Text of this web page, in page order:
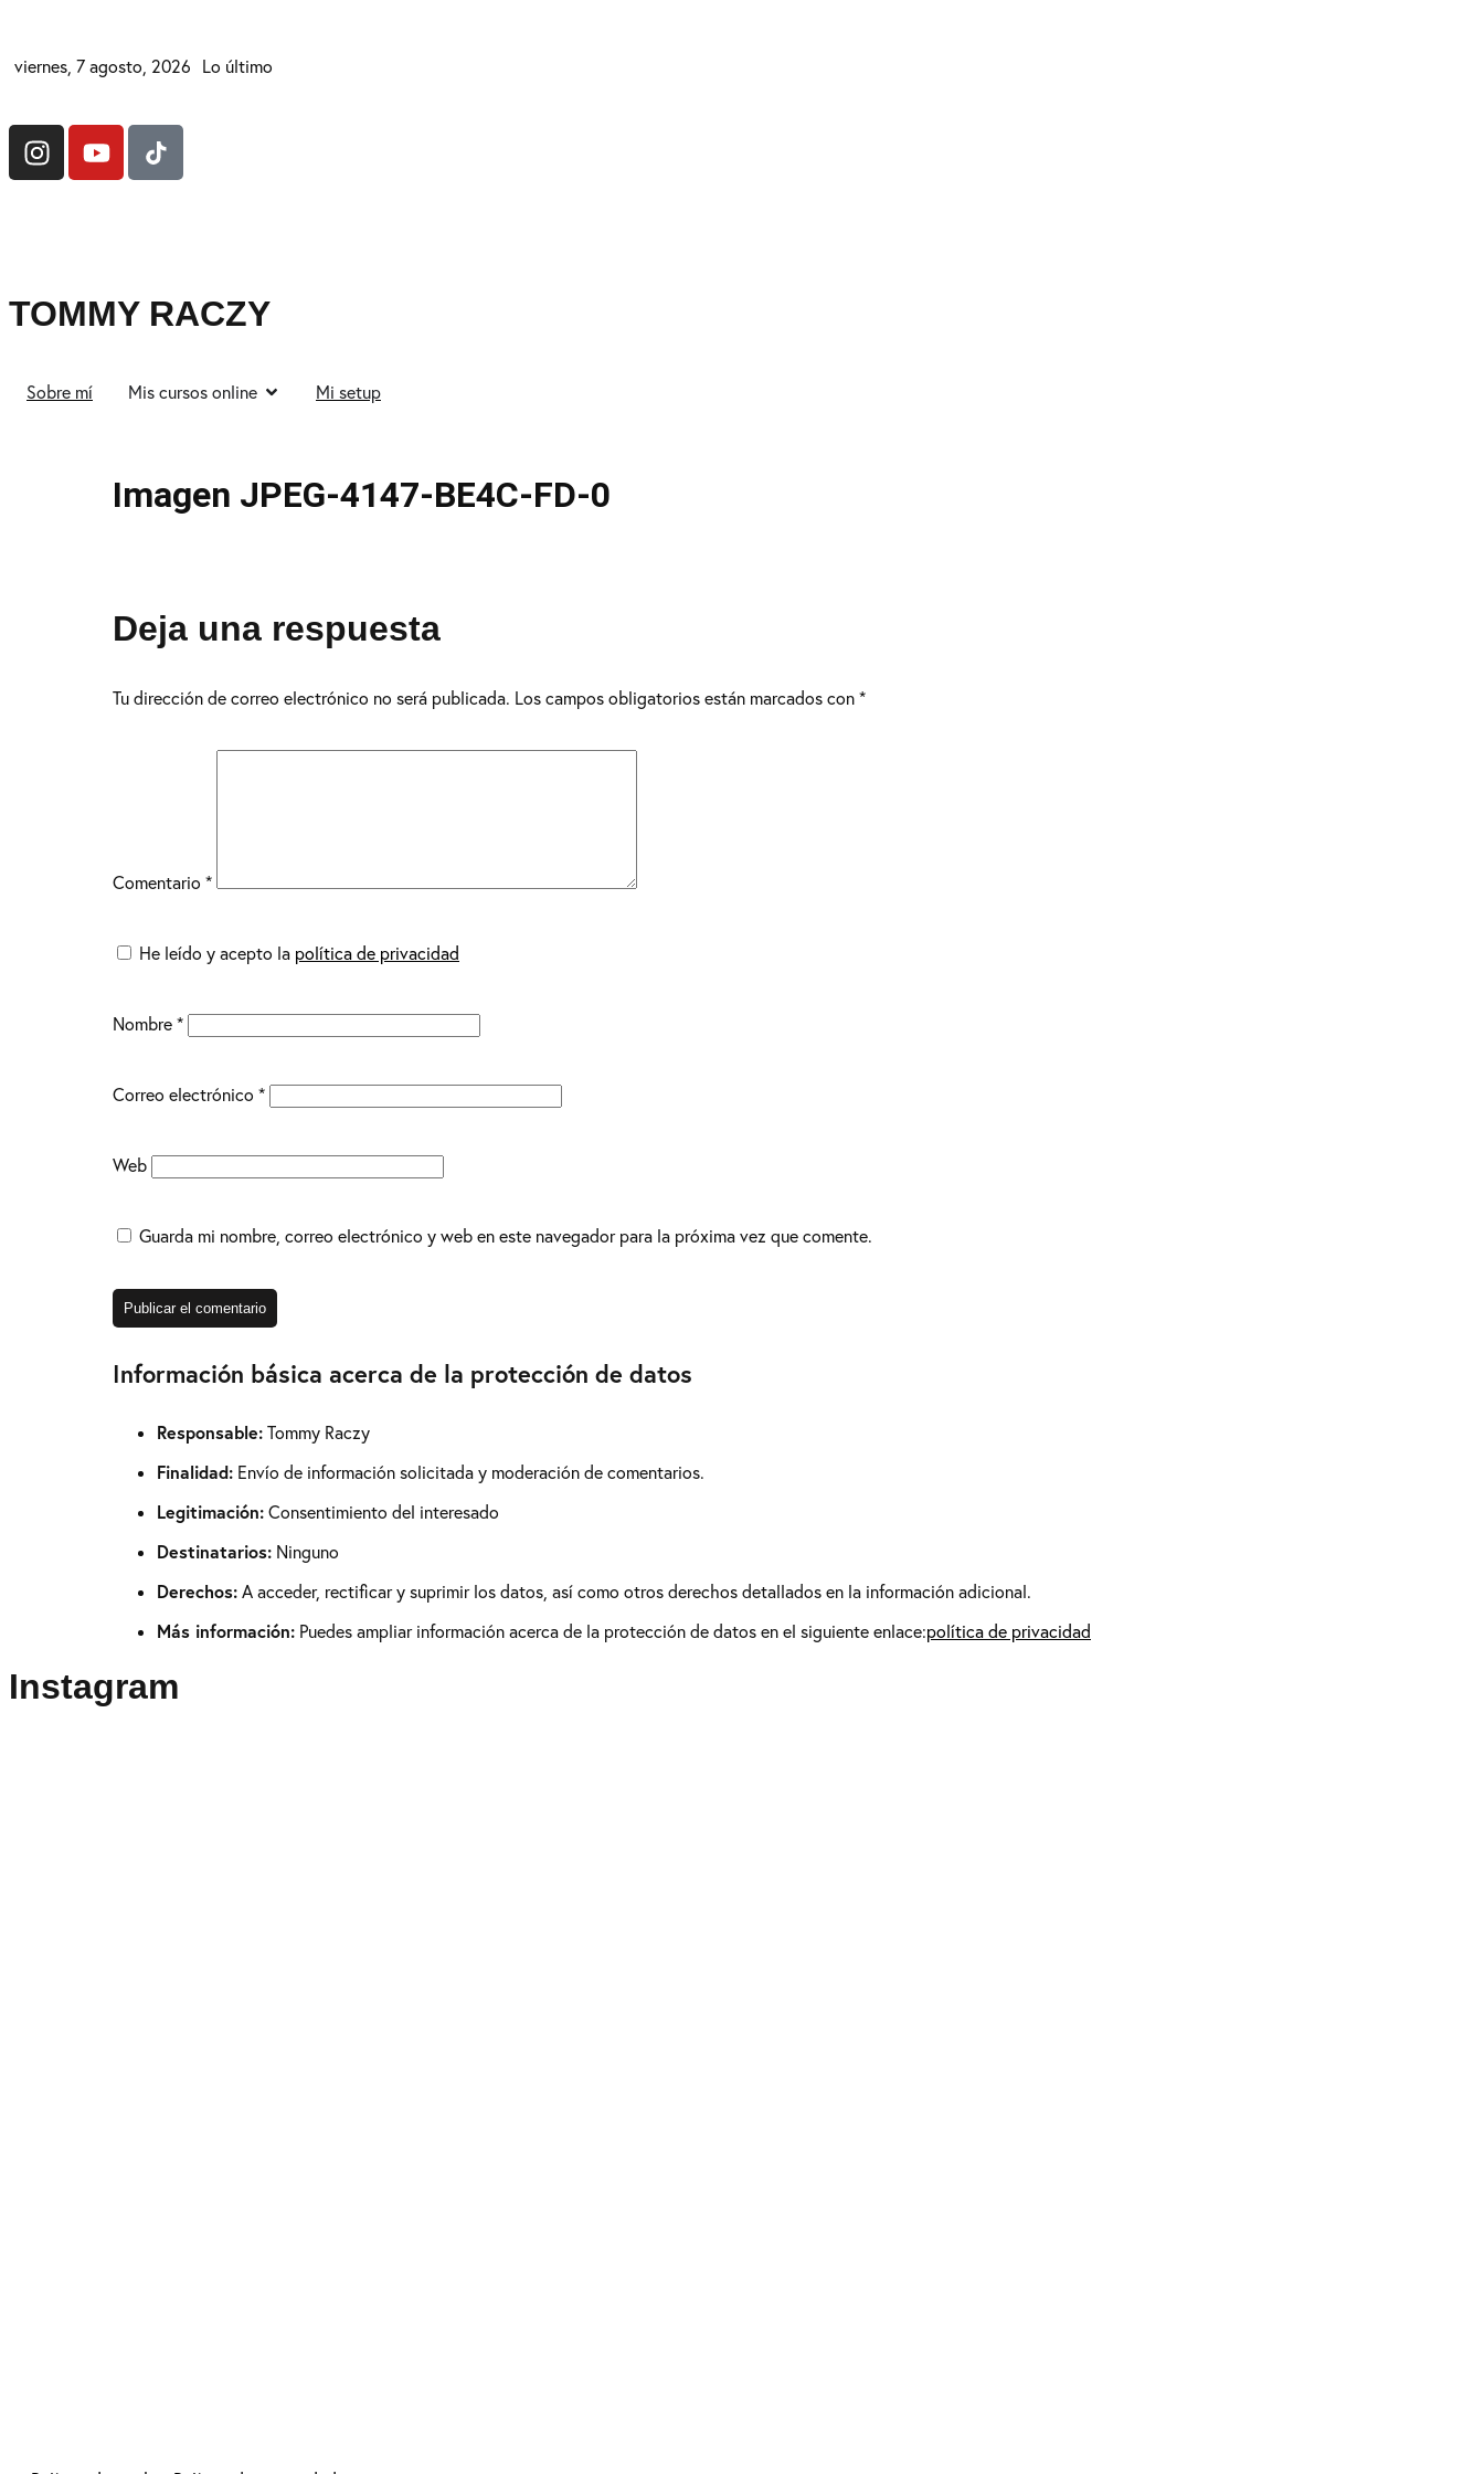
viernes, 7 agosto, 2026 Lo último
TOMMY RACZY
Sobre mí Mis cursos online Mi setup
Imagen JPEG-4147-BE4C-FD-0
Deja una respuesta
Tu dirección de correo electrónico no será publicada. Los campos obligatorios están marcados con *
Comentario *
He leído y acepto la política de privacidad
Nombre *
Correo electrónico *
Web
Guarda mi nombre, correo electrónico y web en este navegador para la próxima vez que comente.
Información básica acerca de la protección de datos
Responsable: Tommy Raczy
Finalidad: Envío de información solicitada y moderación de comentarios.
Legitimación: Consentimiento del interesado
Destinatarios: Ninguno
Derechos: A acceder, rectificar y suprimir los datos, así como otros derechos detallados en la información adicional.
Más información: Puedes ampliar información acerca de la protección de datos en el siguiente enlace:política de privacidad
Instagram